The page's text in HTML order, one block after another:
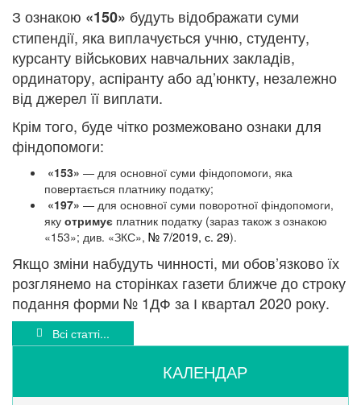
З ознакою «150» будуть відображати суми
стипендії, яка виплачується учню, студенту,
курсанту військових навчальних закладів,
ординатору, аспіранту або ад’юнкту, незалежно
від джерел її виплати.
Крім того, буде чітко розмежовано ознаки для
фіндопомоги:
«153» — для основної суми фіндопомоги, яка
повертається платнику податку;
«197» — для основної суми поворотної фіндопомоги,
яку отримує платник податку (зараз також з ознакою
«153»; див. «ЗКС», № 7/2019, с. 29).
Якщо зміни набудуть чинності, ми обов’язково їх
розглянемо на сторінках газети ближче до строку
подання форми № 1ДФ за І квартал 2020 року.
Всі статті...
КАЛЕНДАР